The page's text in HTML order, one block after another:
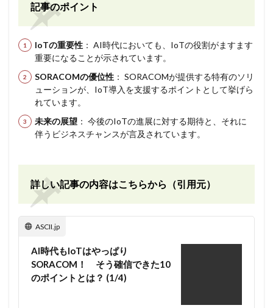
記事のポイント
IoTの重要性 ： AI時代においても、IoTの役割がますます
重要になることが示されています。
SORACOMの優位性 ： SORACOMが提供する特有のソリ
ューションが、IoT導入を支援するポイントとして挙げら
れています。
未来の展望 ： 今後のIoTの進展に対する期待と、それに
伴うビジネスチャンスが言及されています。
詳しい記事の内容はこちらから（引用元）
ASCII.jp
AI時代もIoTはやっぱり
SORACOM！ そう確信できた10
のポイントとは？ (1/4)